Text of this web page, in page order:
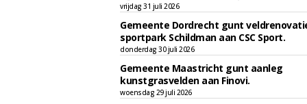
vrijdag 31 juli 2026
Gemeente Dordrecht gunt
sportpark Schildman aan CSC Sport.
donderdag 30 juli 2026
Gemeente Maastricht gunt aanleg
kunstgrasvelden aan Finovi.
woensdag 29 juli 2026